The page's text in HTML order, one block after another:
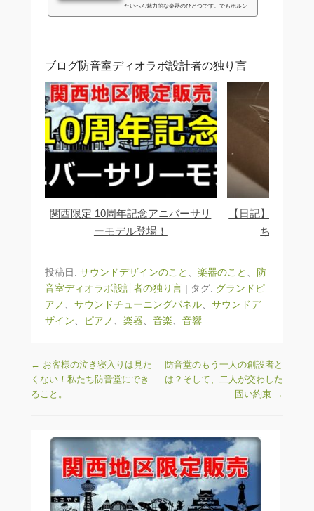
たいへん魅力的な楽器のひとつです。でもホルン
とピアノは同じ音色でし…
ブログ防音室ディオラボ設計者の独り言
関西限定 10周年記念アニバーサリ
ーモデル登場！
【日記】音の苦
ちり対応
投稿日: サウンドデザインのこと 楽器のこと
防
音室ディオラボ設計者の独り言 | タグ: グランドピ
アノ
サウンドチューニングパネル
サウンドデ
ザイン
ピアノ 楽器 音楽 音響
投稿ナビゲーション
← お客様の泣き寝入りは見た
くない！私たち防音堂にでき
ること。
防音堂のもう一人の創設者と
は？そして、二人が交わした
固い約束 →